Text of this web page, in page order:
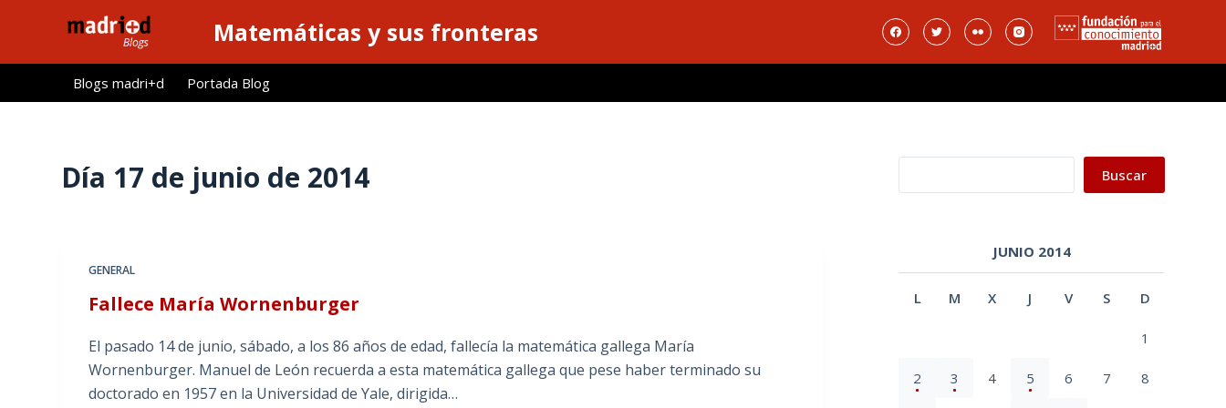
l
Matemáticas y sus fronteras
Blogs madri+d Portada Blog
Día 17 de junio de 2014
GENERAL
Fallece María Wornenburger
El pasado 14 de junio, sábado, a los 86 años de edad, fallecía la matemática gallega María
Wornenburger. Manuel de León recuerda a esta matemática gallega que pese haber terminado su
doctorado en 1957 en la Universidad de Yale, dirigida…
Buscar
JUNIO 2014
L M X J V S D
1
2 3 4 5 6 7 8